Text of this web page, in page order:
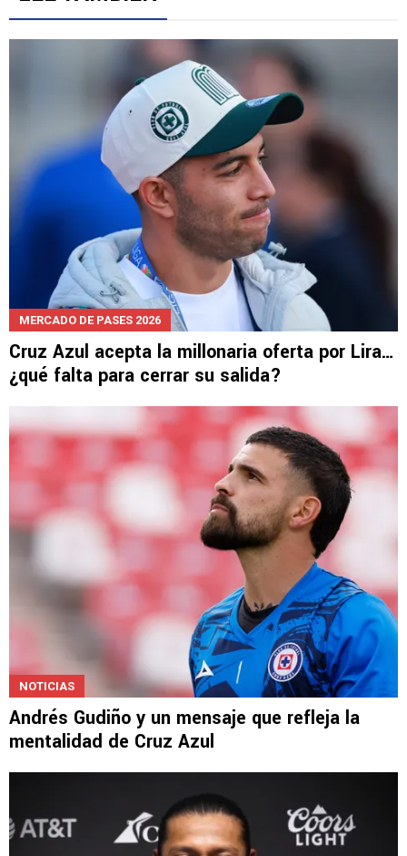
LEE TAMBIÉN
Cruz Azul acepta la millonaria oferta por Lira…
¿qué falta para cerrar su salida?
Andrés Gudiño y un mensaje que refleja la
mentalidad de Cruz Azul